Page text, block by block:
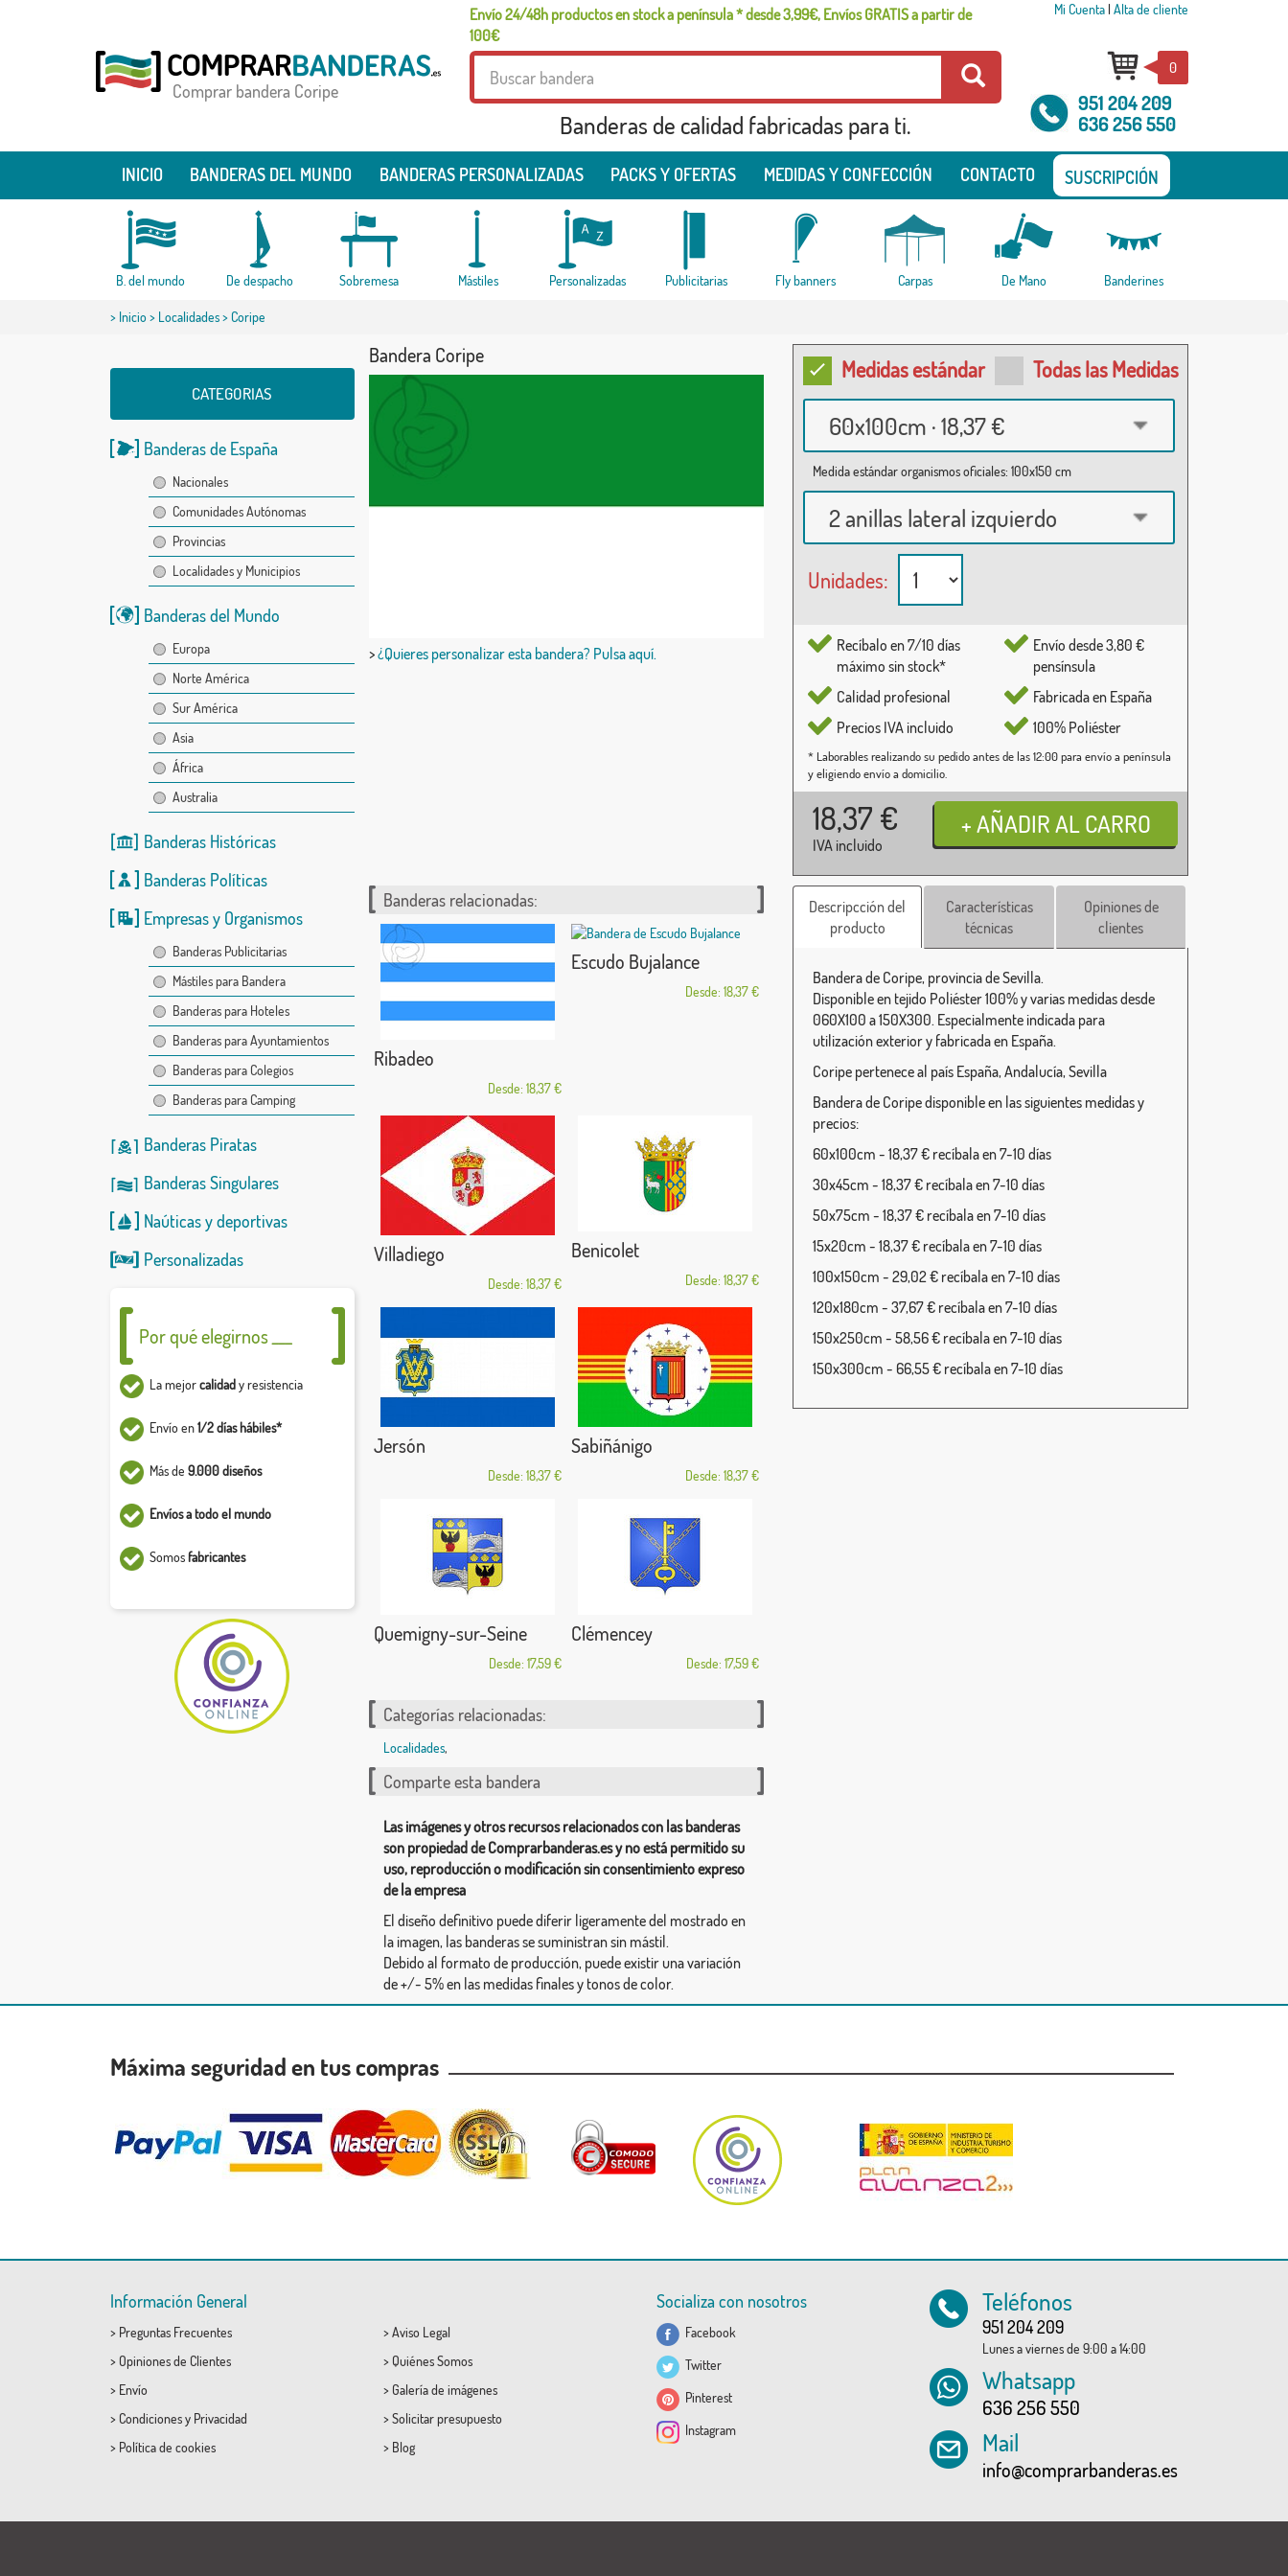
Envío 24/48h productos en stock a península * desde 3,99€, Envíos GRATIS a partir de
100€
Mi Cuenta| Alta de cliente
Comprar bandera Coripe
Banderas de calidad fabricadas para ti.
0
951 204 209
636 256 550
INICIO BANDERAS DEL MUNDO BANDERAS PERSONALIZADAS PACKS Y OFERTAS MEDIDAS Y CONFECCIÓN CONTACTO SUSCRIPCIÓN
B. del mundo De despacho Sobremesa Mástiles Personalizadas Publicitarias Fly banners Carpas De Mano Banderines
> Inicio> Localidades> Coripe
CATEGORIAS
Banderas de España
Nacionales
Comunidades Autónomas
Provincias
Localidades y Municipios
Banderas del Mundo
Europa
Norte América
Sur América
Asia
África
Australia
Banderas Históricas
Banderas Políticas
Empresas y Organismos
Banderas Publicitarias
Mástiles para Bandera
Banderas para Hoteles
Banderas para Ayuntamientos
Banderas para Colegios
Banderas para Camping
Banderas Piratas
Banderas Singulares
Naúticasydeportivas
Personalizadas
Por qué elegirnos ___
La mejorcalidady resistencia
Envío en1/2 días hábiles*
Más de 9.000 diseños
Envíos a todo el mundo
Somosfabricantes
Bandera Coripe
>¿Quieres personalizar esta bandera? Pulsa aquí.
Medidas estándar Todas las Medidas
60x100cm · 18,37 €
Medida estándar organismos oficiales: 100x150 cm
2 anillas lateral izquierdo
Unidades:
Recíbalo en 7/10 días
máximo sin stock*
Calidad profesional
Precios IVA incluido
Envío desde 3,80 €
pensínsula
Fabricada en España
100% Poliéster
* Laborables realizando su pedido antes de las 12:00 para envío a península
y eligiendo envío a domicilio.
18,37 €
IVA incluido
Banderas relacionadas:
Ribadeo
Desde: 18,37 €
Escudo Bujalance
Desde: 18,37 €
Villadiego
Desde: 18,37 €
Benicolet
Desde: 18,37 €
Jersón
Desde: 18,37 €
Sabiñánigo
Desde: 18,37 €
Quemigny-sur-Seine
Desde: 17,59 €
Clémencey
Desde: 17,59 €
Categorías relacionadas:
Localidades,
Comparte esta bandera
Las imágenes y otros recursos relacionados con las banderas
son propiedad de Comprarbanderas.es y no está permitido su
uso, reproducción o modificación sin consentimiento expreso
de la empresa
El diseño definitivo puede diferir ligeramente del mostrado en
la imagen, las banderas se suministran sin mástil.
Debido al formato de producción, puede existir una variación
de +/- 5% en las medidas finales y tonos de color.
Descripcción del
producto
Características
técnicas
Opiniones de
clientes
Bandera de Coripe, provincia de Sevilla.
Disponible en tejido Poliéster 100% y varias medidas desde
060X100 a 150X300. Especialmente indicada para
utilización exterior y fabricada en España.
Coripe pertenece al país España, Andalucía, Sevilla
Bandera de Coripe disponible en las siguientes medidas y
precios:
60x100cm - 18,37 € recíbala en 7-10 días
30x45cm - 18,37 € recíbala en 7-10 días
50x75cm - 18,37 € recíbala en 7-10 días
15x20cm - 18,37 € recíbala en 7-10 días
100x150cm - 29,02 € recíbala en 7-10 días
120x180cm - 37,67 € recíbala en 7-10 días
150x250cm - 58,56 € recíbala en 7-10 días
150x300cm - 66,55 € recíbala en 7-10 días
Máxima seguridad en tus compras
Información General
> Preguntas Frecuentes
> Opiniones de Clientes
> Envío
> Condicionesy Privacidad
> Política de cookies
> Aviso Legal
> Quiénes Somos
> Galería de imágenes
> Solicitar presupuesto
> Blog
Socializa con nosotros
Facebook
Twitter
Pinterest
Instagram
Teléfonos
951 204 209
Lunes a viernes de 9:00 a 14:00
Whatsapp
636 256 550
Mail
info@comprarbanderas.es